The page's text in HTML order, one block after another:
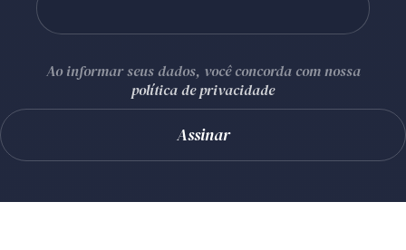
Ao informar seus dados, você concorda com nossa
política de privacidade